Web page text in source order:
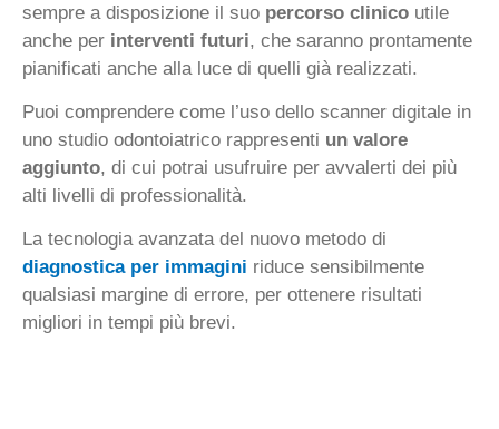
sempre a disposizione il suo percorso clinico utile
anche per interventi futuri, che saranno prontamente
pianificati anche alla luce di quelli già realizzati.
Puoi comprendere come l’uso dello scanner digitale in
uno studio odontoiatrico rappresenti un valore
aggiunto, di cui potrai usufruire per avvalerti dei più
alti livelli di professionalità.
La tecnologia avanzata del nuovo metodo di
diagnostica per immagini riduce sensibilmente
qualsiasi margine di errore, per ottenere risultati
migliori in tempi più brevi.